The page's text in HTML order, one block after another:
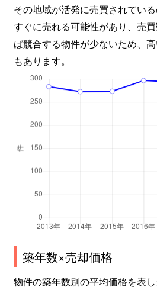
その地域が活発に売買されてい
すぐに売れる可能性があり、売
ば競合する物件が少ないため、
もあります。
築年数×売却価格
物件の築年数別の平均価格を表し